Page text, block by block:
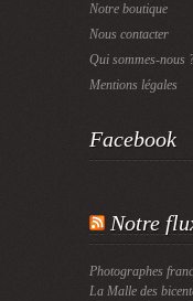
Notre boutique
Nous contacter
Qui sommes-nous
Mentions légales
Facebook
Notre
Photographes
La Malle des